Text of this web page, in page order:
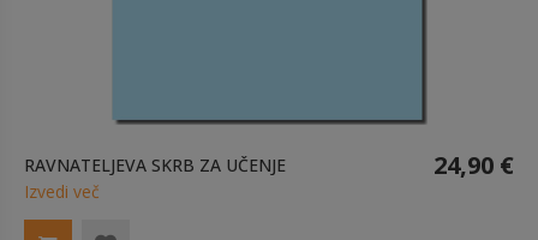
RAVNATELJEVA SKRB ZA UČENJE 24,90 €
Izvedi več